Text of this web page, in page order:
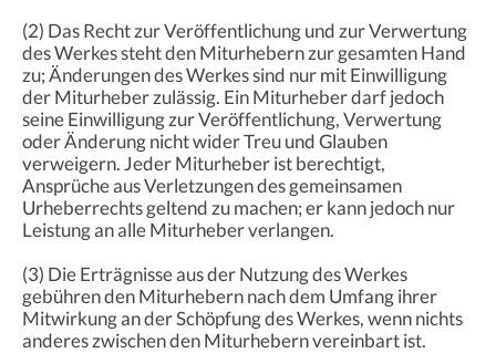
(2) Das Recht zur Veröffentlichung und zur Verwertung
des Werkes steht den Miturhebern zur gesamten Hand
zu; Änderungen des Werkes sind nur mit Einwilligung
der Miturheber zulässig. Ein Miturheber darf jedoch
seine Einwilligung zur Veröffentlichung, Verwertung
oder Änderung nicht wider Treu und Glauben
verweigern. Jeder Miturheber ist berechtigt,
Ansprüche aus Verletzungen des gemeinsamen
Urheberrechts geltend zu machen; er kann jedoch nur
Leistung an alle Miturheber verlangen.
(3) Die Erträgnisse aus der Nutzung des Werkes
gebühren den Miturhebern nach dem Umfang ihrer
Mitwirkung an der Schöpfung des Werkes, wenn nichts
anderes zwischen den Miturhebern vereinbart ist.